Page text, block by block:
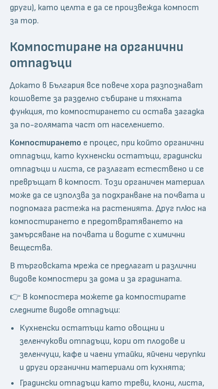
други), като целта е да се произвежда компост
за тор.
Компостиране на органични
отпадъци
Докато в България все повече хора разпознават
кошовете за разделно събиране и тяхната
функция, то компостирането си остава загадка
за по-голямата част от населението.
Компостирането е процес, при който органични
отпадъци, като кухненски остатъци, градински
отпадъци и листа, се разлагат естествено и се
превръщат в компост. Този органичен материал
може да се използва за подхранване на почвата и
подпомага растежа на растенията. Друг плюс на
компостирането е предотвратяването на
замърсяване на почвата и водите с химични
вещества.
В търговската мрежа се предлагат и различни
видове компостери за дома и за градината.
👉 В компостера можете да компостирате
следните видове отпадъци:
Кухненски остатъци като овощни и
зеленчукови отпадъци, кори от плодове и
зеленчуци, кафе и чаени утайки, яйчени черупки
и други органични материали от кухнята;
Градински отпадъци като треви, клони, листа,